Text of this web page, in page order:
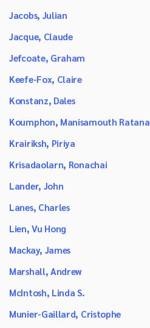
Jacobs, Julian
Jacque, Claude
Jefcoate, Graham
Keefe-Fox, Claire
Konstanz, Dales
Koumphon, Manisamouth Ratana
Krairiksh, Piriya
Krisadaolarn, Ronachai
Lander, John
Lanes, Charles
Lien, Vu Hong
Mackay, James
Marshall, Andrew
McIntosh, Linda S.
Munier-Gaillard, Cristophe